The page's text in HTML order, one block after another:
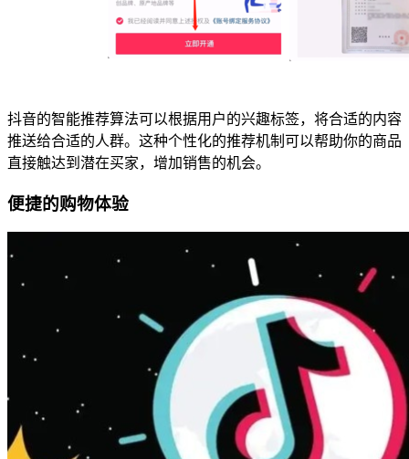
抖音的智能推荐算法可以根据用户的兴趣标签，将合适的内容
推送给合适的人群。这种个性化的推荐机制可以帮助你的商品
直接触达到潜在买家，增加销售的机会。
便捷的购物体验